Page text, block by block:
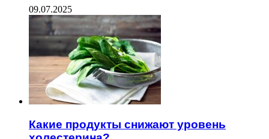
09.07.2025
Какие продукты снижают уровень